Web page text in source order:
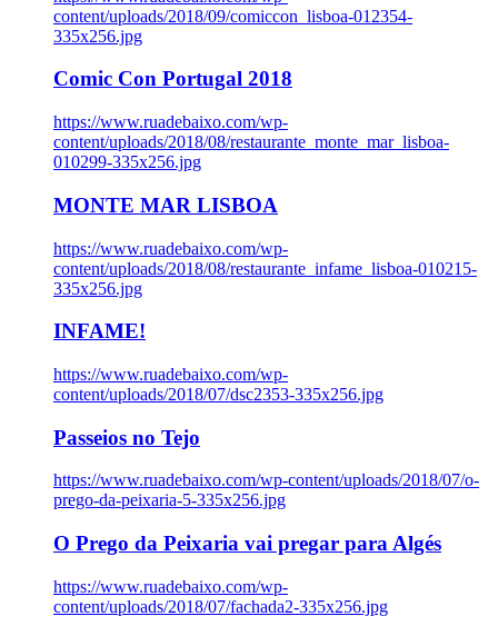
content/uploads/2018/09/comiccon_lisboa-012354-
335x256.jpg
Comic Con Portugal 2018
https://www.ruadebaixo.com/wp-
content/uploads/2018/08/restaurante_monte_mar_lisboa-
010299-335x256.jpg
MONTE MAR LISBOA
https://www.ruadebaixo.com/wp-
content/uploads/2018/08/restaurante_infame_lisboa-010215-
335x256.jpg
INFAME!
https://www.ruadebaixo.com/wp-
content/uploads/2018/07/dsc2353-335x256.jpg
Passeios no Tejo
https://www.ruadebaixo.com/wp-content/uploads/2018/07/o-
prego-da-peixaria-5-335x256.jpg
O Prego da Peixaria vai pregar para Algés
https://www.ruadebaixo.com/wp-
content/uploads/2018/07/fachada2-335x256.jpg